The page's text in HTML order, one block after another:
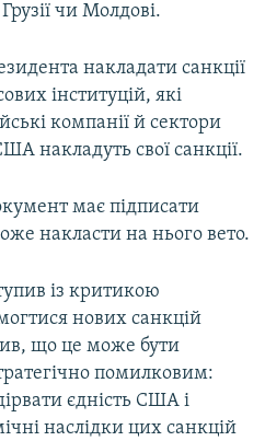
чи Молдові.
накладати санкції
інституцій, які
компанії й сектори
накладуть свої санкції.
має підписати
накласти на нього вето.
із критикою
нових санкцій
що це може бути
помилковим:
єдність США і
наслідки цих санкцій